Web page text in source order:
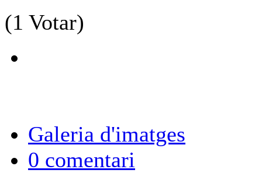
(1 Votar)
Galeria d'imatges
0 comentari